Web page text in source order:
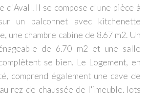
d'Avall. Il se compose d'une pièce à
un balconnet avec kitchenette
une chambre cabine de 8.67 m2. Un
de 6.70 m2 et une salle
se bien. Le Logement, en
comprend également une cave de
rez-de-chaussée de l'imeuble. lots